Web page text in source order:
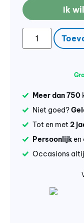
Ik
Meer dan 750
Niet goed?
Tot en met2
Persoonlijk en
Occasions